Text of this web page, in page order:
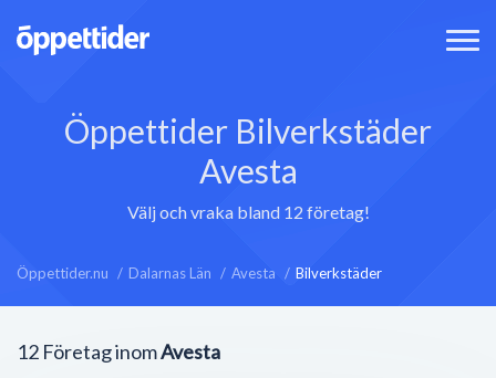
Öppettider Bilverkstäder
Avesta
Välj och vraka bland 12 företag!
Öppettider.nu Dalarnas Län Avesta Bilverkstäder
12 Företag inomAvesta